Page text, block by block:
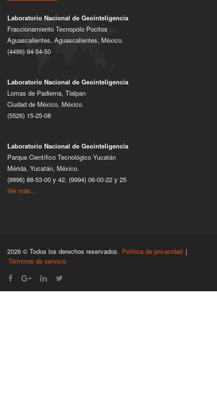
Laboratorio Nacional de Geointeligencia
Fraccionamiento Tecnopolo Pocitos
Aguascalientes, Aguascalientes, México.
(4499) 94-54-50
Laboratorio Nacional de Geointeligencia
Lomas de Padierna, Tlalpan
Ciudad de México, México.
(5526) 15-25-08
Laboratorio Nacional de Geointeligencia
Parque Científico Tecnológico Yucatán
Mérida, Yucatán, México.
(9996) 88-53-00 y 42, (9994) 06-00-22 y 25
Ver más...
2026 © Todos los derechos reservados. Política de privacidad |
Términos de servicio